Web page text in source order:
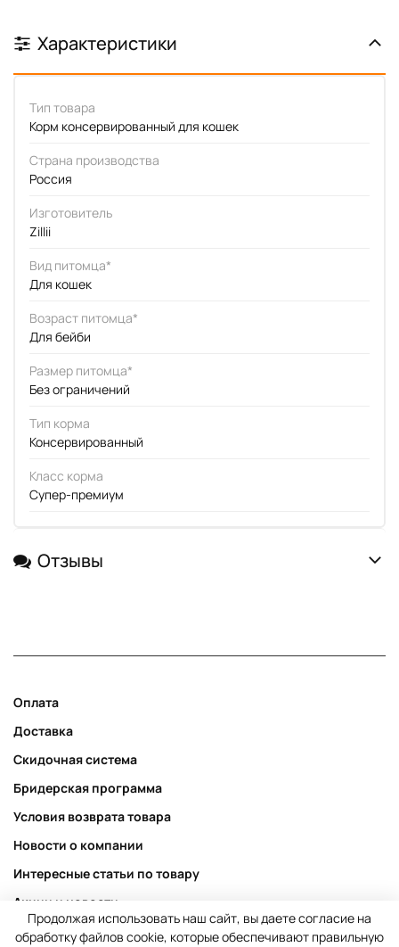
Характеристики
Тип товара
Корм консервированный для кошек
Страна производства
Россия
Изготовитель
Zillii
Вид питомца*
Для кошек
Возраст питомца*
Для бейби
Размер питомца*
Без ограничений
Тип корма
Консервированный
Класс корма
Супер-премиум
Отзывы
Оплата
Доставка
Скидочная система
Бридерская программа
Условия возврата товара
Новости о компании
Интересные статьи по товару
Акции и новости
Публичная оферта
Продолжая использовать наш сайт, вы даете согласие на
обработку файлов cookie, которые обеспечивают правильную